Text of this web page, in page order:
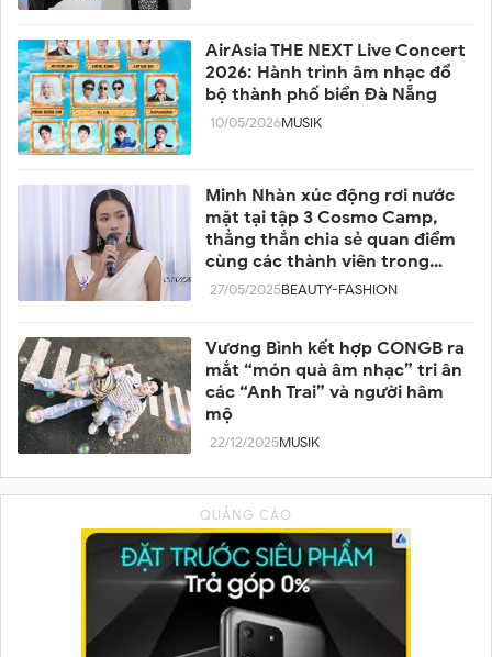
AirAsia THE NEXT Live Concert
2026: Hành trình âm nhạc đổ
bộ thành phố biển Đà Nẵng
10/05/2026MUSIK
Minh Nhàn xúc động rơi nước
mặt tại tập 3 Cosmo Camp,
thẳng thắn chia sẻ quan điểm
cùng các thành viên trong
team
27/05/2025BEAUTY-FASHION
Vương Bình kết hợp CONGB ra
mắt “món quà âm nhạc” tri ân
các “Anh Trai” và người hâm
mộ
22/12/2025MUSIK